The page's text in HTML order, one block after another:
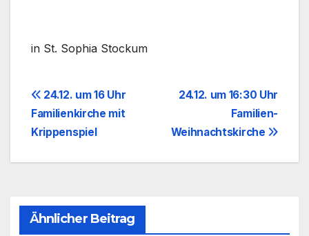
in St. Sophia Sto­ckum
Beitragsnavigation24.12. um 16:30 Uhr
Familien-
Weihnachtskirche
24.12. um 16 Uhr
Familienkirche mit
Krippenspiel
Ähnlicher Beitrag